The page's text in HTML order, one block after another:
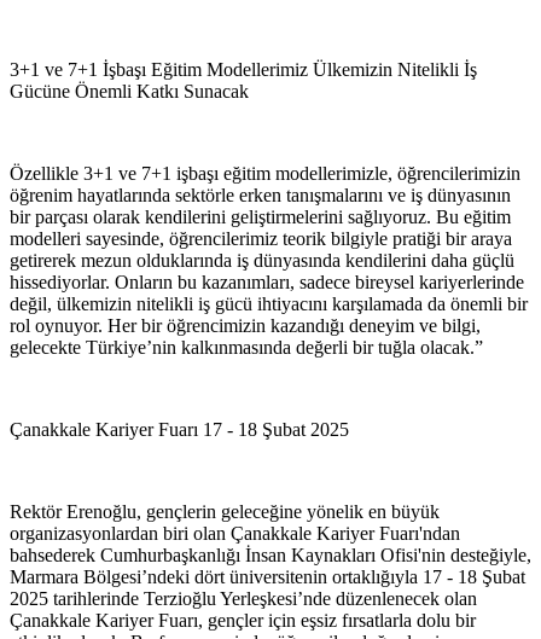
3+1 ve 7+1 İşbaşı Eğitim Modellerimiz Ülkemizin Nitelikli İş
Gücüne Önemli Katkı Sunacak
Özellikle 3+1 ve 7+1 işbaşı eğitim modellerimizle, öğrencilerimizin
öğrenim hayatlarında sektörle erken tanışmalarını ve iş dünyasının
bir parçası olarak kendilerini geliştirmelerini sağlıyoruz. Bu eğitim
modelleri sayesinde, öğrencilerimiz teorik bilgiyle pratiği bir araya
getirerek mezun olduklarında iş dünyasında kendilerini daha güçlü
hissediyorlar. Onların bu kazanımları, sadece bireysel kariyerlerinde
değil, ülkemizin nitelikli iş gücü ihtiyacını karşılamada da önemli bir
rol oynuyor. Her bir öğrencimizin kazandığı deneyim ve bilgi,
gelecekte Türkiye’nin kalkınmasında değerli bir tuğla olacak.”
Çanakkale Kariyer Fuarı 17 - 18 Şubat 2025
Rektör Erenoğlu, gençlerin geleceğine yönelik en büyük
organizasyonlardan biri olan Çanakkale Kariyer Fuarı'ndan
bahsederek Cumhurbaşkanlığı İnsan Kaynakları Ofisi'nin desteğiyle,
Marmara Bölgesi’ndeki dört üniversitenin ortaklığıyla 17 - 18 Şubat
2025 tarihlerinde Terzioğlu Yerleşkesi’nde düzenlenecek olan
Çanakkale Kariyer Fuarı, gençler için eşsiz fırsatlarla dolu bir